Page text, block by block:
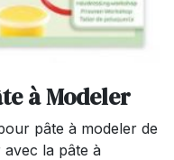
à Modeler
pâte à modeler de
la pâte à